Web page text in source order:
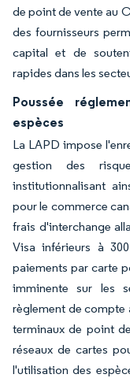
de point de vente au
des fournisseurs
capital et de
rapides dans les
Poussée
espèces
La LAPD impose
gestion des
institutionnalisant
pour le commerce
frais d'interchange
Visa inférieurs à
paiements par carte
imminente sur les
règlement de compte
terminaux de point
réseaux de cartes
l'utilisation des